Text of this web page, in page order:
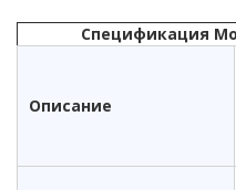
Спецификация
Описание